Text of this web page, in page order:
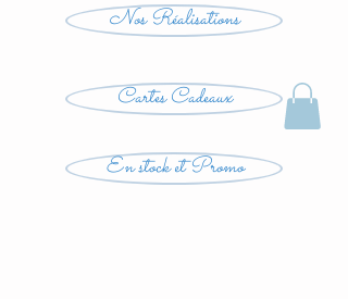
Nos Réalisations
Cartes Cadeaux
En stock et Promo